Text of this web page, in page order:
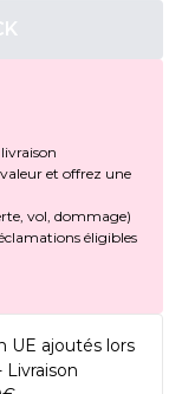
et offrez une
vol, dommage)
éligibles
UE ajoutés lors